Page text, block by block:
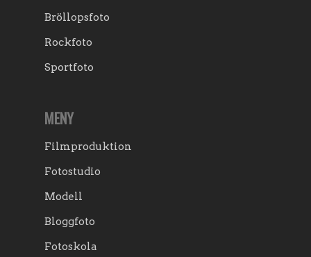
Bröllopsfoto
Rockfoto
Sportfoto
MENY
Filmproduktion
Fotostudio
Modell
Bloggfoto
Fotoskola